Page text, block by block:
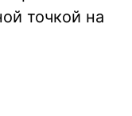
точкой на